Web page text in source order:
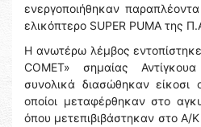
ενεργοποιήθηκαν
ελικόπτερο SUPER PUMA της
Η ανωτέρω λέμβος
COMET» σημαίας
συνολικά διασώθηκαν
οποίοι μεταφέρθηκαν στο
όπου μετεπιβιβάστηκαν στο Α/Κ